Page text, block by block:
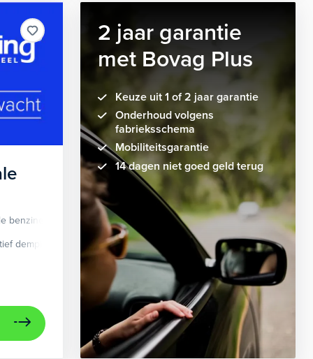
cruise control adaptief dodehoek detectie
elektrisch
benzine
Automaat
demping systeem Apple Carplay/Android Auto
audio
2 jaar garantie
met Bovag Plus
Keuze uit 1 of 2 jaar garantie
Onderhoud volgens
fabrieksschema
Mobiliteitsgarantie
14 dagen niet goed geld terug